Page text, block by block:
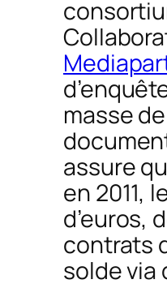
masse de
assure
en 2011,
d’euros,
contrats
solde via